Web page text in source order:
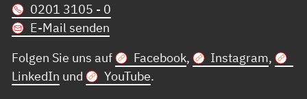
0201 3105 - 0
E-Mail senden
Folgen Sie uns auf
Facebook, Instagram,
LinkedIn und YouTube.